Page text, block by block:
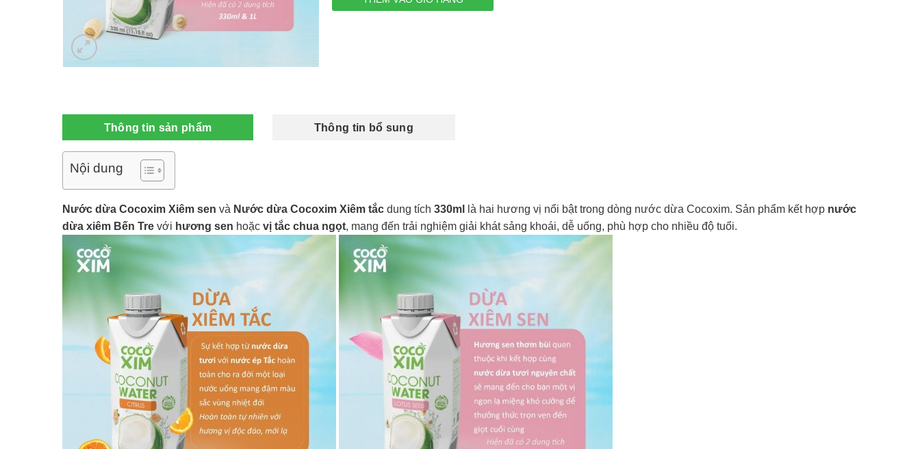
Thông tin sản phẩm Thông tin bổ sung
Nội dung
Nước dừa Cocoxim Xiêm sen và Nước dừa Cocoxim Xiêm tắcdung tích 330ml là hai hương vị nổi bật trong dòng nước dừa Cocoxim. Sản phẩm kết hợp nước
dừa xiêm Bến Trevới hương sen hoặc vị tắc chua ngọt, mang đến trải nghiệm giải khát sảng khoái, dễ uống, phù hợp cho nhiều độ tuổi.